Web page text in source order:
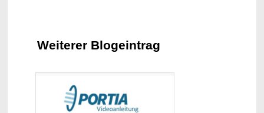
Weiterer Blogeintrag